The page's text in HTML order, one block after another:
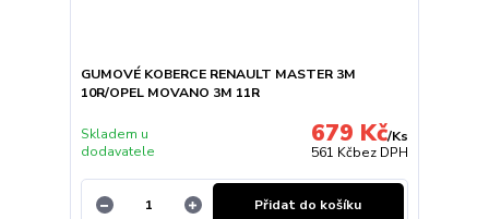
GUMOVÉ KOBERCE RENAULT MASTER 3M
10R/OPEL MOVANO 3M 11R
679 Kč/Ks
561 Kčbez DPH
Skladem u
dodavatele
Přidat do košíku